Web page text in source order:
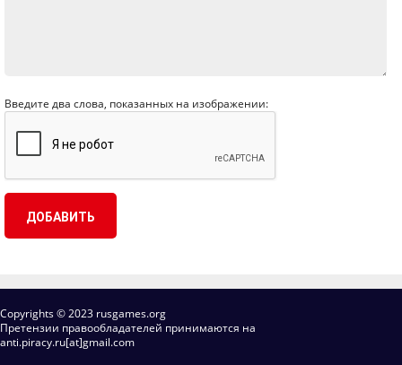
Введите два слова, показанных на изображении:
Copyrights © 2023 rusgames.org
Претензии правообладателей принимаются на
anti.piracy.ru[at]gmail.com